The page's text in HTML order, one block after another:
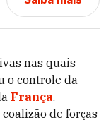
nas quais
o controle da
França,
de forças